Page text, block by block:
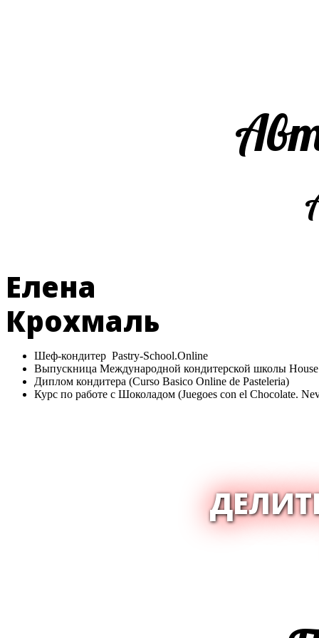
Елена
Крохмаль
Шеф-кондитер Pastry-School.Online
Выпускница Международной кондитерской школы House
Диплом кондитера (Curso Basico Online de Pasteleria)
Курс по работе с Шоколадом (Juegoes con el Chocolate.